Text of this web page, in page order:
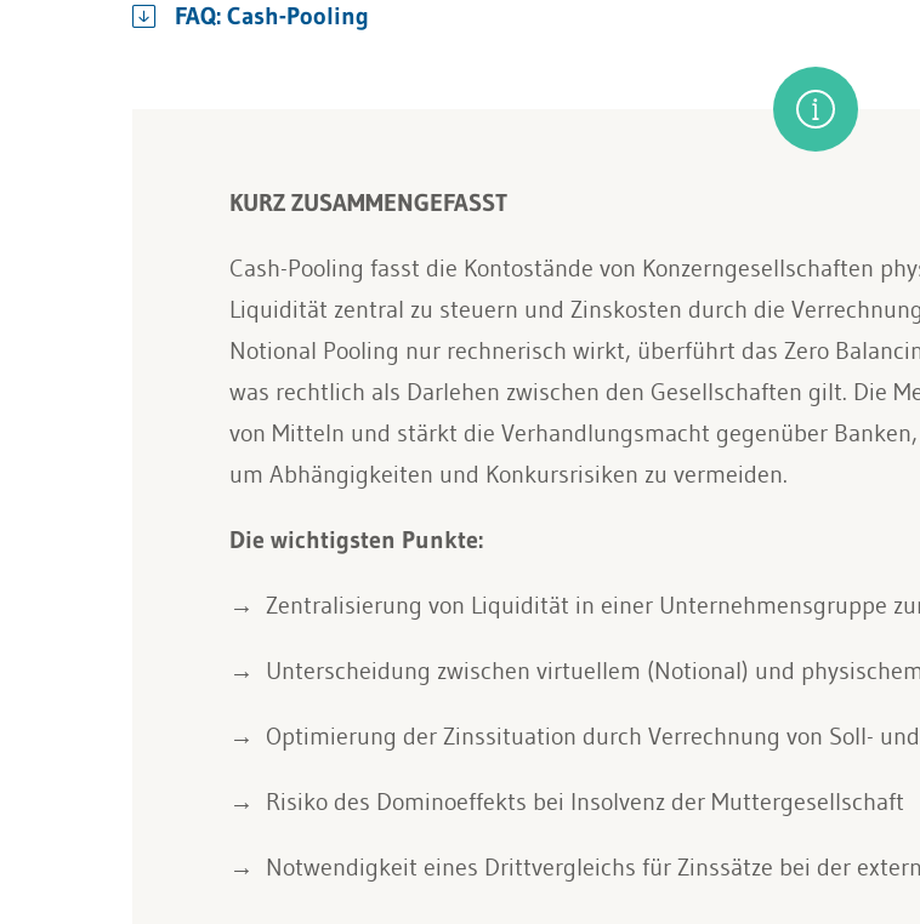
FAQ: Cash-Pooling
KURZ ZUSAMMENGEFASST
Cash-Pooling fasst die Kontostände von Konzerngesellschaften
Liquidität zentral zu steuern und Zinskosten durch die
Notional Pooling nur rechnerisch wirkt, überführt das Zero
was rechtlich als Darlehen zwischen den Gesellschaften gilt. Die
von Mitteln und stärkt die Verhandlungsmacht gegenüber
um Abhängigkeiten und Konkursrisiken zu vermeiden.
Die wichtigsten Punkte:
Zentralisierung von Liquidität in einer Unternehmensgruppe
Unterscheidung zwischen virtuellem (Notional) und
Optimierung der Zinssituation durch Verrechnung von Soll-
Risiko des Dominoeffekts bei Insolvenz der Muttergesellschaft
Notwendigkeit eines Drittvergleichs für Zinssätze bei der